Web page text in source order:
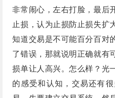
非常闹心，左右打脸，最后
止损，认为止损防止损失扩
知道交易是不可能百分百对
了错误，那就说明正确就有
损单让人高兴。怎么样？光
的感受和认知，交易还有